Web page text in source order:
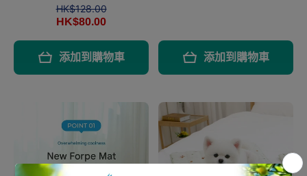
HK$128.00
HK$80.00
添加到購物車 添加到購物車